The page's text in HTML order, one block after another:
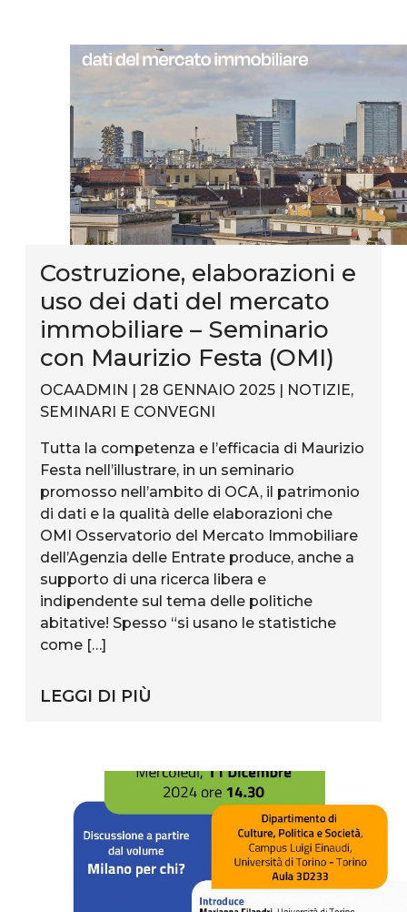
Costruzione, elaborazioni e
uso dei dati del mercato
immobiliare – Seminario
con Maurizio Festa (OMI)
OCAADMIN | 28 GENNAIO 2025 | NOTIZIE,
SEMINARI E CONVEGNI
Tutta la competenza e l’efficacia di Maurizio
Festa nell’illustrare, in un seminario
promosso nell’ambito di OCA, il patrimonio
di dati e la qualità delle elaborazioni che
OMI Osservatorio del Mercato Immobiliare
dell’Agenzia delle Entrate produce, anche a
supporto di una ricerca libera e
indipendente sul tema delle politiche
abitative! Spesso “si usano le statistiche
come […]
LEGGI DI PIÙ